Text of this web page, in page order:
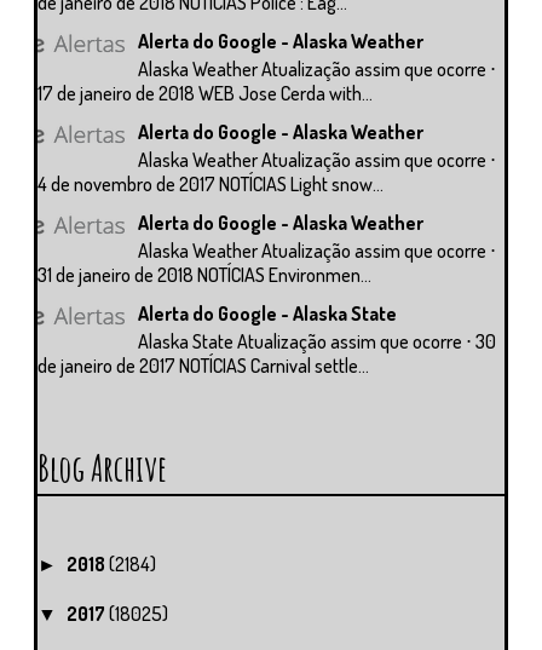
Alerta do Google - Alaska Weather
Alaska Weather Atualização assim que ocorre ⋅
17 de janeiro de 2018 WEB Jose Cerda with...
Alerta do Google - Alaska Weather
Alaska Weather Atualização assim que ocorre ⋅
4 de novembro de 2017 NOTÍCIAS Light snow...
Alerta do Google - Alaska Weather
Alaska Weather Atualização assim que ocorre ⋅
31 de janeiro de 2018 NOTÍCIAS Environmen...
Alerta do Google - Alaska State
Alaska State Atualização assim que ocorre ⋅ 30
de janeiro de 2017 NOTÍCIAS Carnival settle...
Blog Archive
► 2018 (2184)
▼ 2017 (18025)